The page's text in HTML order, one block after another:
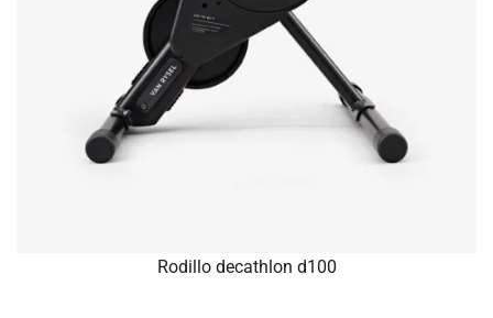
Rodillo decathlon d100